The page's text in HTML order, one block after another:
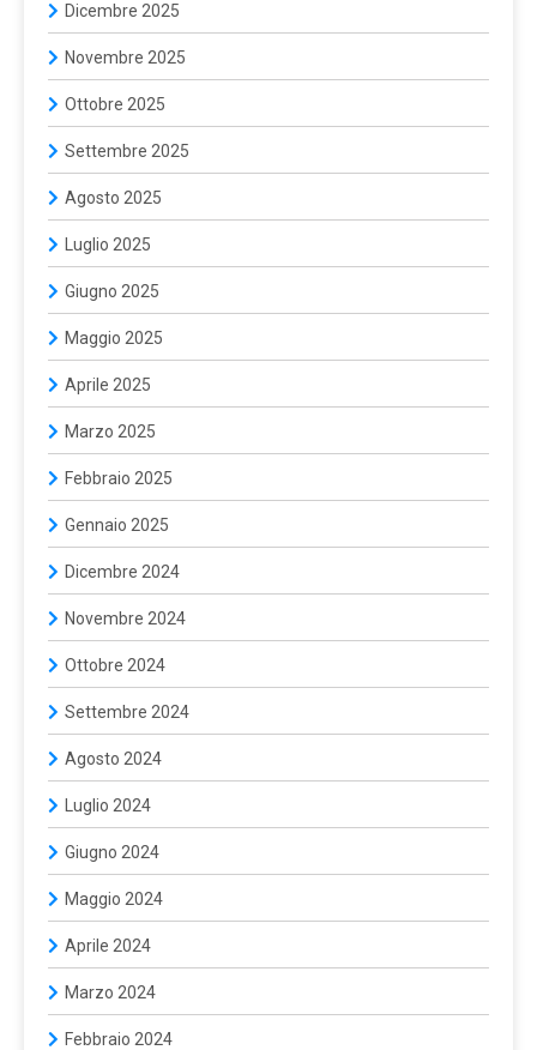
Dicembre 2025
Novembre 2025
Ottobre 2025
Settembre 2025
Agosto 2025
Luglio 2025
Giugno 2025
Maggio 2025
Aprile 2025
Marzo 2025
Febbraio 2025
Gennaio 2025
Dicembre 2024
Novembre 2024
Ottobre 2024
Settembre 2024
Agosto 2024
Luglio 2024
Giugno 2024
Maggio 2024
Aprile 2024
Marzo 2024
Febbraio 2024